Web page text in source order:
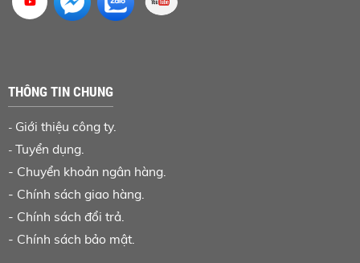
THÔNG TIN CHUNG
- Giới thiệu công ty.
- Tuyển dụng.
- Chuyển khoản ngân hàng.
- Chính sách giao hàng.
- Chính sách đổi trả.
- Chính sách bảo mật.